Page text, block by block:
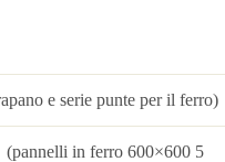
e serie punte per il ferro)
in ferro 600×600 5